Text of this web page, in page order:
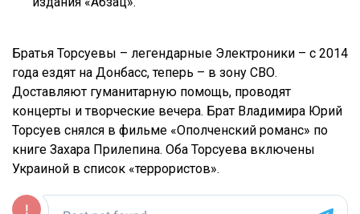
Братья Торсуевы – легендарные Электроники – с 2014
года ездят на Донбасс, теперь – в зону СВО.
Доставляют гуманитарную помощь, проводят
концерты и творческие вечера. Брат Владимира Юрий
Торсуев снялся в фильме «Ополченский романс» по
книге Захара Прилепина. Оба Торсуева включены
Украиной в список «террористов».